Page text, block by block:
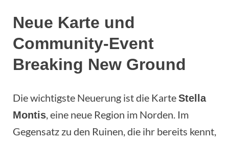
Neue Karte und
Community-Event
Breaking New Ground
Die wichtigste Neuerung ist die KarteStella
Montis, eine neue Region im Norden. Im
Gegensatz zu den Ruinen, die ihr bereits kennt,